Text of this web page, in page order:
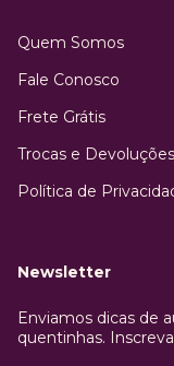
Quem Somos
Fale Conosco
Frete Grátis
Trocas e Devoluções
Política de
Newsletter
Enviamos dicas de
quentinhas.